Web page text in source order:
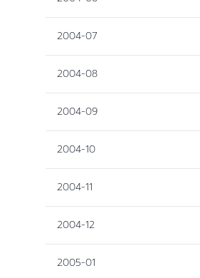
2004-07
2004-08
2004-09
2004-10
2004-11
2004-12
2005-01